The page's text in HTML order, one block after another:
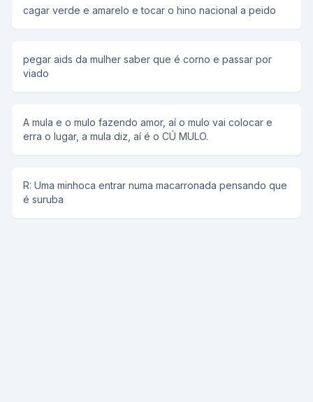
cagar verde e amarelo e tocar o hino nacional a peido
pegar aids da mulher saber que é corno e passar por
viado
A mula e o mulo fazendo amor, aí o mulo vai colocar e
erra o lugar, a mula diz, aí é o CÚ MULO.
R: Uma minhoca entrar numa macarronada pensando que
é suruba